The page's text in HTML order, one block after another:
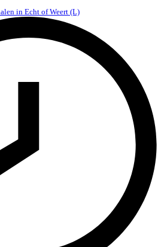
in Echt of Weert (L)